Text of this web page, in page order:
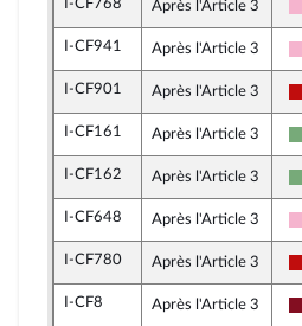
I-CF768 Après l'Article 3
I-CF941 Après l'Article 3
I-CF901 Après l'Article 3
I-CF161 Après l'Article 3
I-CF162 Après l'Article 3
I-CF648 Après l'Article 3
I-CF780 Après l'Article 3
I-CF8 Après l'Article 3